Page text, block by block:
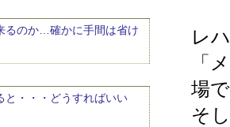
るのか…確かに手間は省け
と・・・どうすればいい
レ
「
場
そ